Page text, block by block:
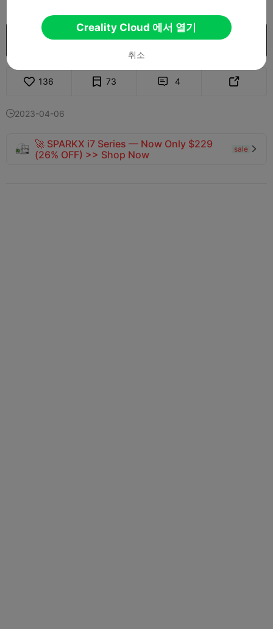
구입
136 73  4 
2023-04-06
🚀 SPARKX i7 Series — Now Only $229
(26% OFF) >> Shop Now
sale 
Creality Cloud 에서 열기
취소